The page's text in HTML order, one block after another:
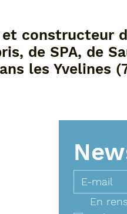
constructeur
de SPA, de
les Yvelines
En